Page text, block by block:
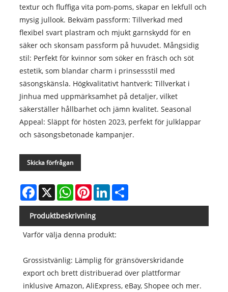
textur och fluffiga vita pom-poms, skapar en lekfull och
mysig jullook. Bekväm passform: Tillverkad med
flexibel svart plastram och mjukt garnskydd för en
säker och skonsam passform på huvudet. Mångsidig
stil: Perfekt för kvinnor som söker en fräsch och söt
estetik, som blandar charm i prinsessstil med
säsongskänsla. Högkvalitativt hantverk: Tillverkat i
Jinhua med uppmärksamhet på detaljer, vilket
säkerställer hållbarhet och jämn kvalitet. Seasonal
Appeal: Släppt för hösten 2023, perfekt för julklappar
och säsongsbetonade kampanjer.
Skicka förfrågan
Facebook
X WhatsAppPinterestLinkedInShare
Produktbeskrivning
Varför välja denna produkt:
Grossistvänlig: Lämplig för gränsöverskridande
export och brett distribuerad över plattformar
inklusive Amazon, AliExpress, eBay, Shopee och mer.